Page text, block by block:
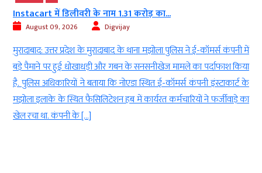
Instacart में डिलीवरी के नाम 1.31 करोड़ का...
August 09, 2026 Digvijay
मुरादाबाद: उत्तर प्रदेश के मुरादाबाद के थाना मझोला पुलिस ने ई-कॉमर्स कंपनी में
बड़े पैमाने पर हुई धोखाधड़ी और गबन के सनसनीखेज मामले का पर्दाफाश किया
है. पुलिस अधिकारियों ने बताया कि नोएडा स्थित ई-कॉमर्स कंपनी इंस्टाकार्ट के
मझोला इलाके के स्थित फैसिलिटेशन हब में कार्यरत कर्मचारियों ने फर्जीवाड़े का
खेल रचा था. कंपनी के […]